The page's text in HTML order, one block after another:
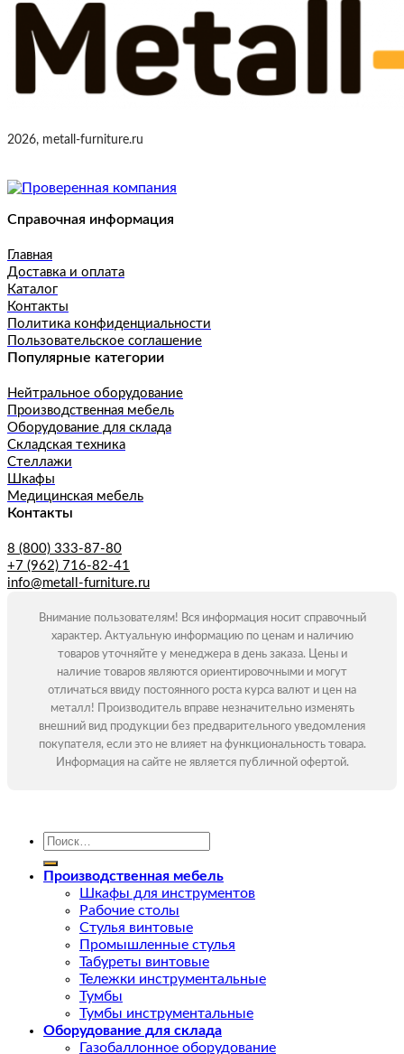
2026, metall-furniture.ru
Справочная информация
Главная
Доставка и оплата
Каталог
Контакты
Политика конфиденциальности
Пользовательское соглашение
Популярные категории
Нейтральное оборудование
Производственная мебель
Оборудование для склада
Складская техника
Стеллажи
Шкафы
Медицинская мебель
Контакты
8 (800) 333-87-80
+7 (962) 716-82-41
info@metall-furniture.ru
Внимание пользователям! Вся информация носит справочный
характер. Актуальную информацию по ценам и наличию
товаров уточняйте у менеджера в день заказа. Цены и
наличие товаров являются ориентировочными и могут
отличаться ввиду постоянного роста курса валют и цен на
металл! Производитель вправе незначительно изменять
внешний вид продукции без предварительного уведомления
покупателя, если это не влияет на функциональность товара.
Информация на сайте не является публичной офертой.
Искать:
Производственная мебель
Шкафы для инструментов
Рабочие столы
Стулья винтовые
Промышленные стулья
Табуреты винтовые
Тележки инструментальные
Тумбы
Тумбы инструментальные
Оборудование для склада
Газобаллонное оборудование